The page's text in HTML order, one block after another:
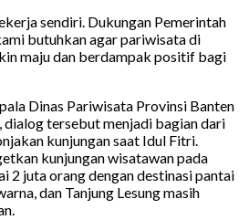
sendiri. Dukungan Pemerintah
butuhkan agar pariwisata di
maju dan berdampak positif bagi
Dinas Pariwisata Provinsi Banten
dialog tersebut menjadi bagian dari
kunjungan saat Idul Fitri.
kunjungan wisatawan pada
2 juta orang dengan destinasi pantai
dan Tanjung Lesung masih